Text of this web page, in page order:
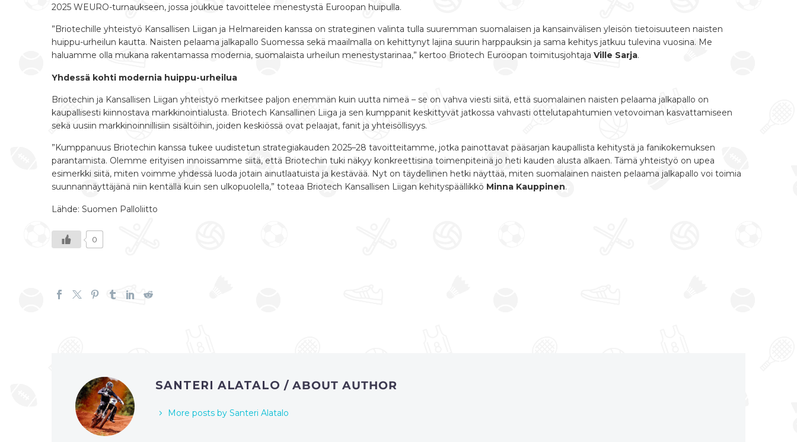
2025 WEURO-turnaukseen, jossa joukkue tavoittelee menestystä Euroopan huipulla.
”Briotechille yhteistyö Kansallisen Liigan ja Helmareiden kanssa on strateginen valinta tulla suuremman suomalaisen ja kansainvälisen yleisön tietoisuuteen naisten
huippu-urheilun kautta. Naisten pelaama jalkapallo Suomessa sekä maailmalla on kehittynyt lajina suurin harppauksin ja sama kehitys jatkuu tulevina vuosina. Me
haluamme olla mukana rakentamassa modernia, suomalaista urheilun menestystarinaa,” kertoo Briotech Euroopan toimitusjohtaja Ville Sarja.
Yhdessä kohti modernia huippu-urheilua
Briotechin ja Kansallisen Liigan yhteistyö merkitsee paljon enemmän kuin uutta nimeä – se on vahva viesti siitä, että suomalainen naisten pelaama jalkapallo on
kaupallisesti kiinnostava markkinointialusta. Briotech Kansallinen Liiga ja sen kumppanit keskittyvät jatkossa vahvasti ottelutapahtumien vetovoiman kasvattamiseen
sekä uusiin markkinoinnillisiin sisältöihin, joiden keskiössä ovat pelaajat, fanit ja yhteisöllisyys.
”Kumppanuus Briotechin kanssa tukee uudistetun strategiakauden 2025–28 tavoitteitamme, jotka painottavat pääsarjan kaupallista kehitystä ja fanikokemuksen
parantamista. Olemme erityisen innoissamme siitä, että Briotechin tuki näkyy konkreettisina toimenpiteinä jo heti kauden alusta alkaen. Tämä yhteistyö on upea
esimerkki siitä, miten voimme yhdessä luoda jotain ainutlaatuista ja kestävää. Nyt on täydellinen hetki näyttää, miten suomalainen naisten pelaama jalkapallo voi toimia
suunnannäyttäjänä niin kentällä kuin sen ulkopuolella,” toteaa Briotech Kansallisen Liigan kehityspäällikkö Minna Kauppinen.
Lähde: Suomen Palloliitto
0
SANTERI ALATALO/ ABOUT AUTHOR
More posts by Santeri Alatalo